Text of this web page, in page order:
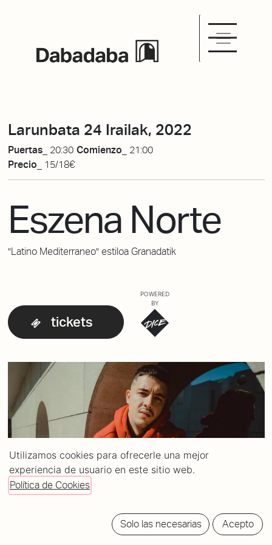
Larunbata 24 Irailak, 2022
Puertas_ 20:30 Comienzo_ 21:00
Precio_
15/18€
Eszena Norte
"Latino Mediterraneo" estiloa Granadatik
tickets
POWERED
BY
Utilizamos cookies para ofrecerle una mejor
experiencia de usuario en este sitio web.
Política de Cookies
Solo las necesarias Acepto